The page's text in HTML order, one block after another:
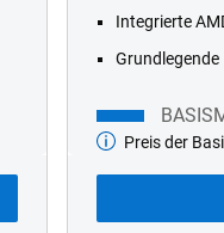
Integrierte
Grundlegende
Basismodell
Preis der